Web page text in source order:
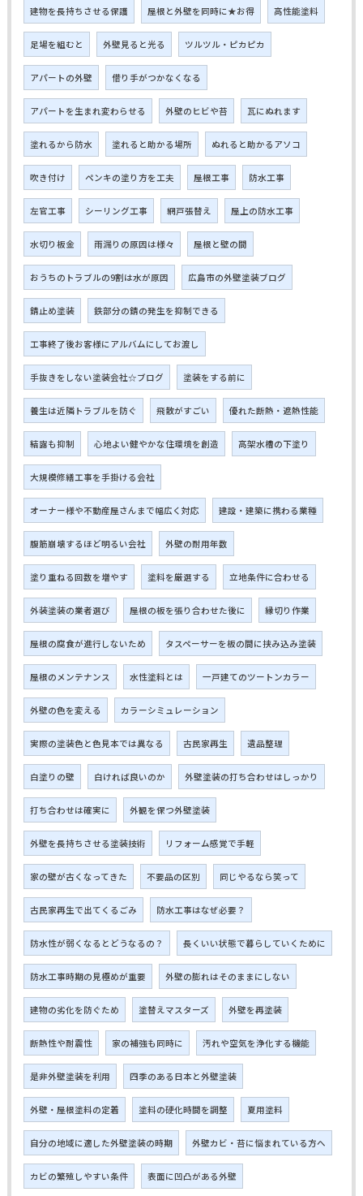
建物を長持ちさせる保護 屋根と外壁を同時に★お得 高性能塗料
足場を組むと 外壁見ると光る ツルツル・ピカピカ
アパートの外壁 借り手がつかなくなる
アパートを生まれ変わらせる 外壁のヒビや苔 瓦にぬれます
塗れるから防水 塗れると助かる場所 ぬれると助かるアソコ
吹き付け ペンキの塗り方を工夫 屋根工事 防水工事
左官工事 シーリング工事 網戸張替え 屋上の防水工事
水切り板金 雨漏りの原因は様々 屋根と壁の間
おうちのトラブルの9割は水が原因 広島市の外壁塗装ブログ
錆止め塗装 鉄部分の錆の発生を抑制できる
工事終了後お客様にアルバムにしてお渡し
手抜きをしない塗装会社☆ブログ 塗装をする前に
養生は近隣トラブルを防ぐ 飛散がすごい 優れた断熱・遮熱性能
結露も抑制 心地よい健やかな住環境を創造 高架水槽の下塗り
大規模修繕工事を手掛ける会社
オーナー様や不動産屋さんまで幅広く対応 建設・建築に携わる業種
腹筋崩壊するほど明るい会社 外壁の耐用年数
塗り重ねる回数を増やす 塗料を厳選する 立地条件に合わせる
外装塗装の業者選び 屋根の板を張り合わせた後に 縁切り作業
屋根の腐食が進行しないため タスペーサーを板の間に挟み込み塗装
屋根のメンテナンス 水性塗料とは 一戸建てのツートンカラー
外壁の色を変える カラーシミュレーション
実際の塗装色と色見本では異なる 古民家再生 遺品整理
白塗りの壁 白ければ良いのか 外壁塗装の打ち合わせはしっかり
打ち合わせは確実に 外観を保つ外壁塗装
外壁を長持ちさせる塗装技術 リフォーム感覚で手軽
家の壁が古くなってきた 不要品の区別 同じやるなら笑って
古民家再生で出てくるごみ 防水工事はなぜ必要？
防水性が弱くなるとどうなるの？ 長くいい状態で暮らしていくために
防水工事時期の見極めが重要 外壁の膨れはそのままにしない
建物の劣化を防ぐため 塗替えマスターズ 外壁を再塗装
断熱性や耐震性 家の補強も同時に 汚れや空気を浄化する機能
是非外壁塗装を利用 四季のある日本と外壁塗装
外壁・屋根塗料の定着 塗料の硬化時間を調整 夏用塗料
自分の地域に適した外壁塗装の時期 外壁カビ・苔に悩まれている方へ
カビの繁殖しやすい条件 表面に凹凸がある外壁